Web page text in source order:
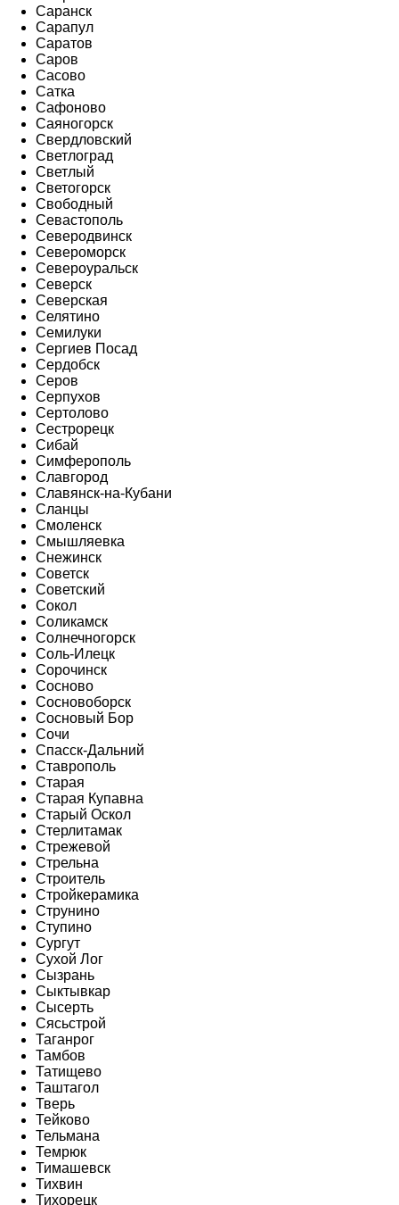
Саранск
Сарапул
Саратов
Саров
Сасово
Сатка
Сафоново
Саяногорск
Свердловский
Светлоград
Светлый
Светогорск
Свободный
Севастополь
Северодвинск
Североморск
Североуральск
Северск
Северская
Селятино
Семилуки
Сергиев Посад
Сердобск
Серов
Серпухов
Сертолово
Сестрорецк
Сибай
Симферополь
Славгород
Славянск-на-Кубани
Сланцы
Смоленск
Смышляевка
Снежинск
Советск
Советский
Сокол
Соликамск
Солнечногорск
Соль-Илецк
Сорочинск
Сосново
Сосновоборск
Сосновый Бор
Сочи
Спасск-Дальний
Ставрополь
Старая
Старая Купавна
Старый Оскол
Стерлитамак
Стрежевой
Стрельна
Строитель
Стройкерамика
Струнино
Ступино
Сургут
Сухой Лог
Сызрань
Сыктывкар
Сысерть
Сясьстрой
Таганрог
Тамбов
Татищево
Таштагол
Тверь
Тейково
Тельмана
Темрюк
Тимашевск
Тихвин
Тихорецк